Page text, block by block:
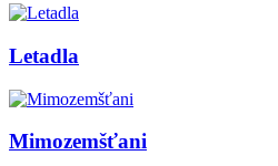
Letadla
Mimozemšťani